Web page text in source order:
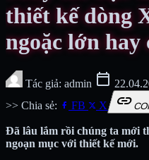
thiết kế dòng
ngoặc lớn
Tác giả: admin calendar_today
>> Chia sẻ:
FB X link
Đã lâu lắm rồi chúng ta mới
ngoạn mục với thiết kế mới.